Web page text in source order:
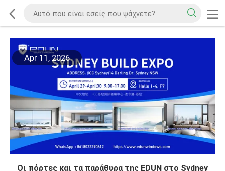
Apr 11, 2026
Οι πόρτες και τα παράθυρα της EDUN στο Sydney